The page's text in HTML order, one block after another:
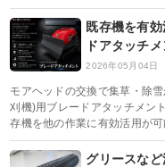
既存機を有
ドアタッチメ
2026年05月04日
モアヘッドの交換で集草・除
刈機)用ブレードアタッチメン
存機を他の作業に有効活用が
グリースな